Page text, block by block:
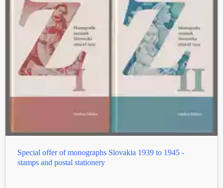
Special offer of monographs Slovakia 1939 to 1945 -
stamps and postal stationery